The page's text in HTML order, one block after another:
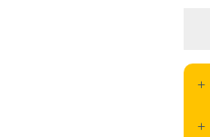
+
+